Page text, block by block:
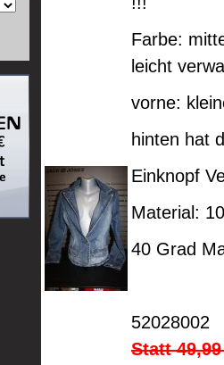
Farbe:
leicht
vorne:
hinten hat
Einknopf
Material:
40 Grad
52028002
Statt 49,99